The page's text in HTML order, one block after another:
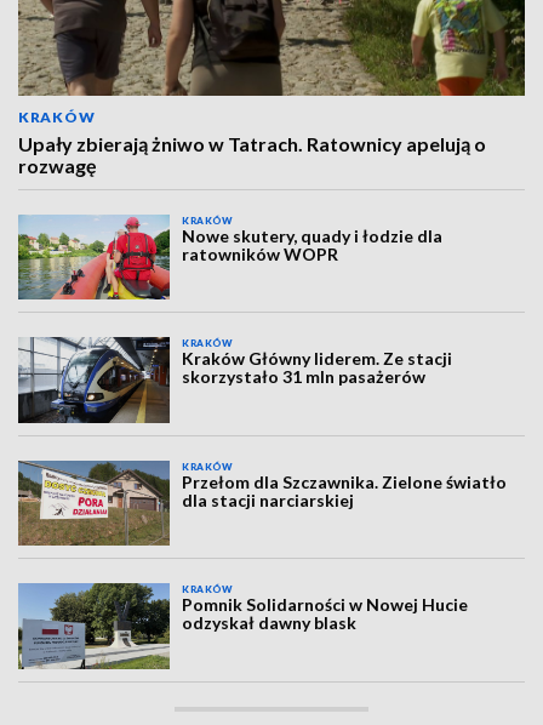
KRAKÓW
Upały zbierają żniwo w Tatrach. Ratownicy apelują o
rozwagę
KRAKÓW
Nowe skutery, quady i łodzie dla
ratowników WOPR
KRAKÓW
Kraków Główny liderem. Ze stacji
skorzystało 31 mln pasażerów
KRAKÓW
Przełom dla Szczawnika. Zielone światło
dla stacji narciarskiej
KRAKÓW
Pomnik Solidarności w Nowej Hucie
odzyskał dawny blask